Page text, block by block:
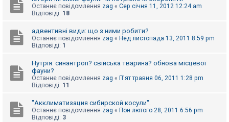
в
м
П
Останнє повідомлення zag « Сер січня 11, 2012 12:24 am
Відповіді: 18
адвентивні види: що з ними робити?
Останнє повідомлення zag « Нед листопада 13, 2011 8:59 pm
Відповіді: 1
Нутрія: синантроп? свійська тварина? обнова місцевої
фауни?
Останнє повідомлення zag « П'ят травня 06, 2011 1:28 pm
Відповіді: 11
"Акклиматизация сибирской косули".
Останнє повідомлення zag « Пон лютого 28, 2011 6:56 pm
Відповіді: 3